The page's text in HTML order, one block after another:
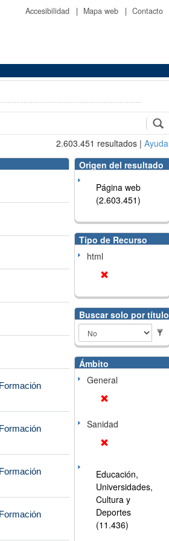
Accesibilidad | Mapa web | Contacto
2.603.451 resultados | Ayuda
Origen del resultado
Página web
(2.603.451)
Tipo de Recurso
html
Buscar solo por título
Ámbito
General
Sanidad
Educación,
Universidades,
Cultura y
Deportes
(11.436)